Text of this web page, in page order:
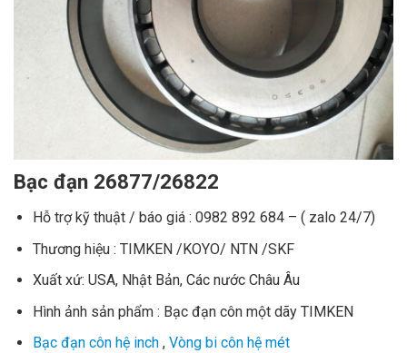
Bạc đạn 26877/26822
Hỗ trợ kỹ thuật / báo giá : 0982 892 684 – ( zalo 24/7)
Thương hiệu : TIMKEN /KOYO/ NTN /SKF
Xuất xứ: USA, Nhật Bản, Các nước Châu Âu
Hình ảnh sản phẩm : Bạc đạn côn một dãy TIMKEN
Bạc đạn côn hệ inch, Vòng bi côn hệ mét